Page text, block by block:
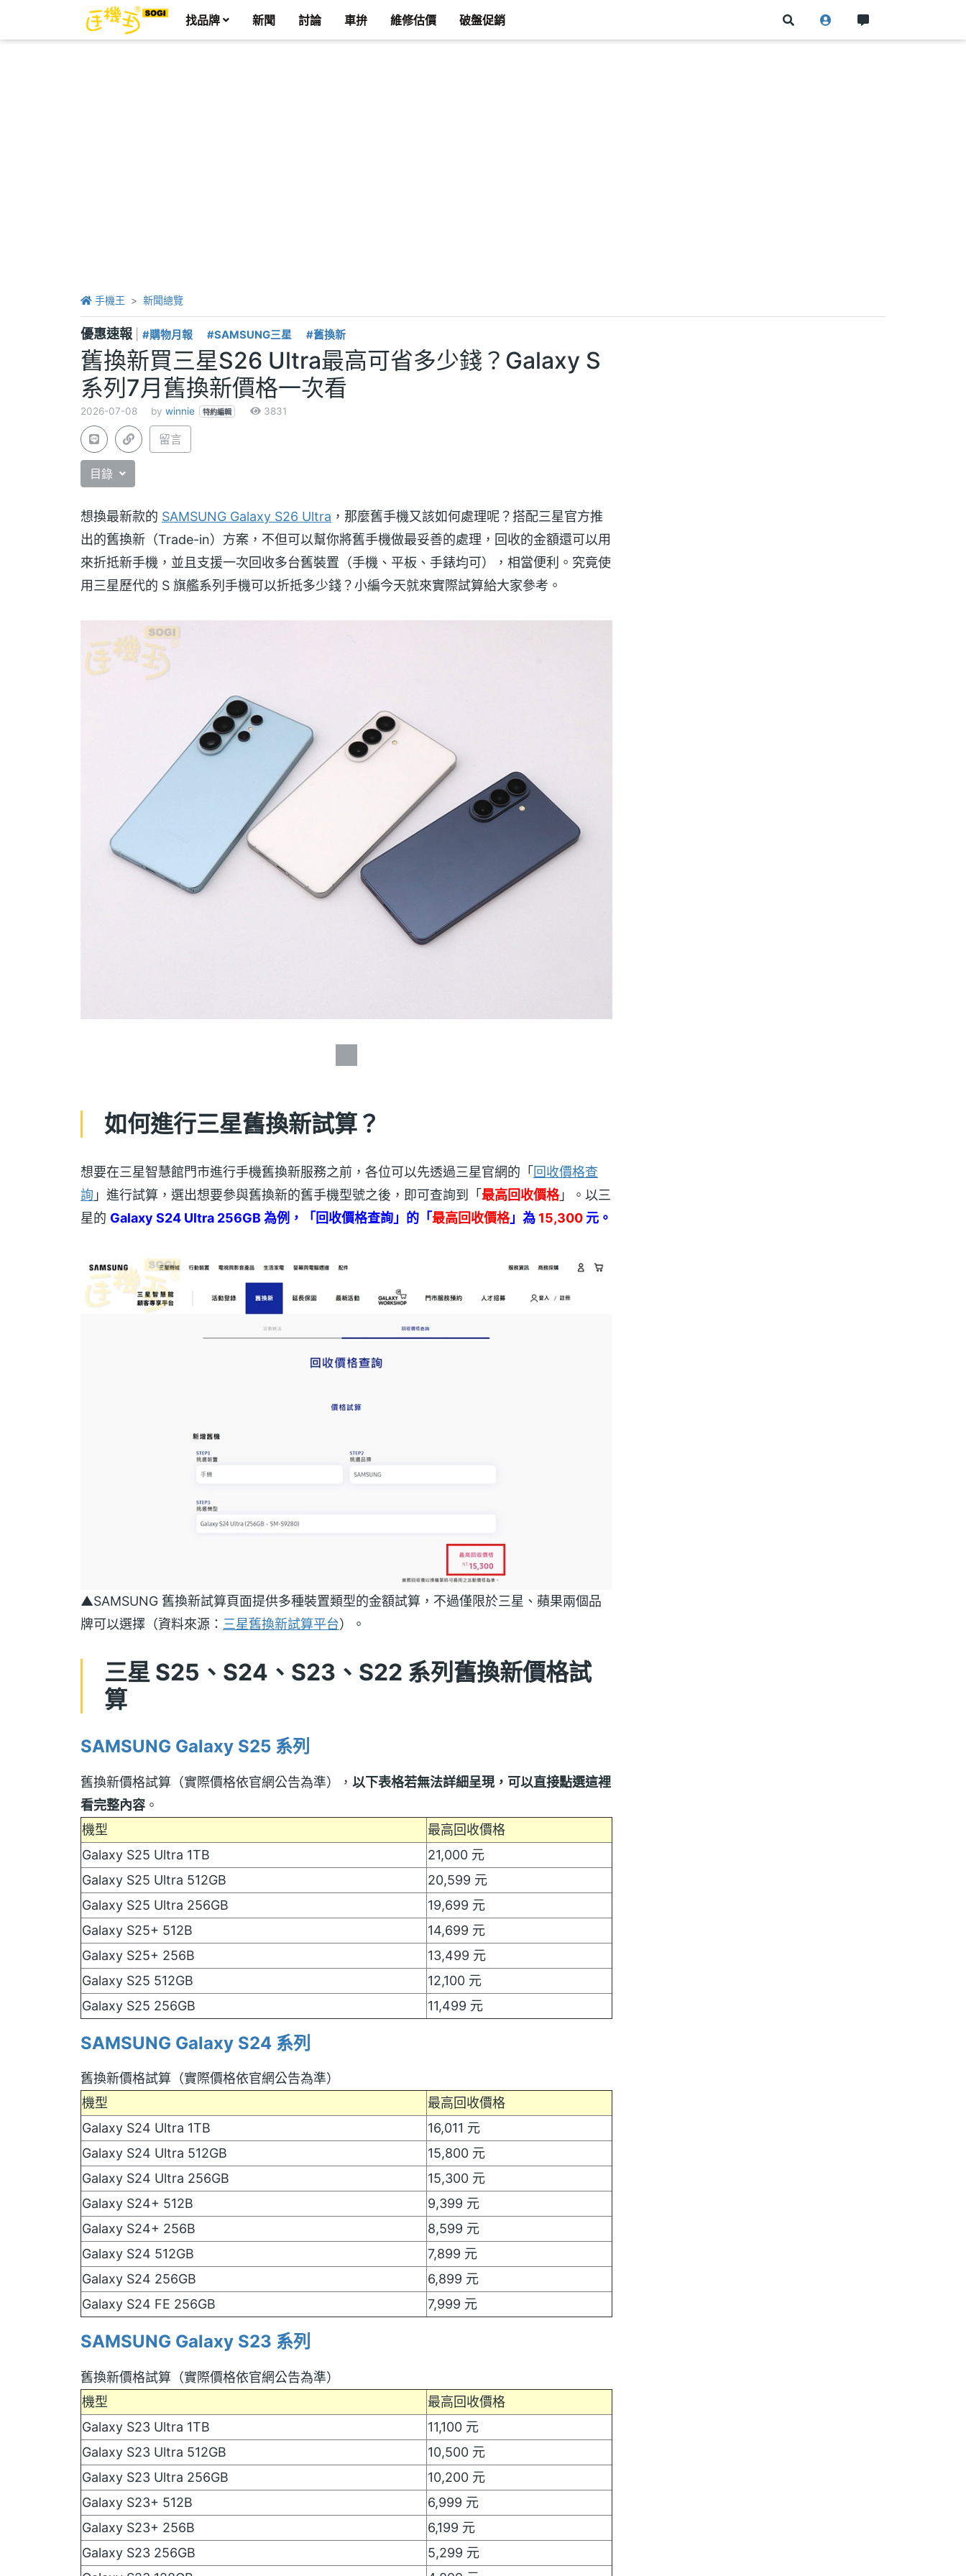
找品牌 新聞 討論 車拚 維修估價 破盤促銷
手機王 新聞總覽
優惠速報 #購物月報 #SAMSUNG三星 #舊換新
舊換新買三星S26 Ultra最高可省多少錢？Galaxy S
系列7月舊換新價格一次看
2026-07-08 by winnie 特約編輯 3831
留言
目錄
想換最新款的 SAMSUNG Galaxy S26 Ultra ，那麼舊手機又該如何處理呢？搭配三星官方推
出的舊換新（Trade-in）方案，不但可以幫你將舊手機做最妥善的處理，回收的金額還可以用
來折抵新手機，並且支援一次回收多台舊裝置（手機、平板、手錶均可），相當便利。究竟使
用三星歷代的 S 旗艦系列手機可以折抵多少錢？小編今天就來實際試算給大家參考。
如何進行三星舊換新試算？
想要在三星智慧館門市進行手機舊換新服務之前，各位可以先透過三星官網的「回收價格查
詢 」進行試算，選出想要參與舊換新的舊手機型號之後，即可查詢到「最高回收價格」。以三
星的 Galaxy S24 Ultra 256GB 為例，「回收價格查詢」的「最高回收價格」為 15,300 元。
▲SAMSUNG 舊換新試算頁面提供多種裝置類型的金額試算，不過僅限於三星、蘋果兩個品
牌可以選擇（資料來源： 三星舊換新試算平台）。
三星 S25、S24、S23、S22 系列舊換新價格試
算
SAMSUNG Galaxy S25 系列
舊換新價格試算（實際價格依官網公告為準）， 以下表格若無法詳細呈現，可以直接點選這裡
看完整內容 。
機型
最高回收價格
Galaxy S25 Ultra 1TB
21,000 元
Galaxy S25 Ultra 512GB
20,599 元
Galaxy S25 Ultra 256GB
19,699 元
Galaxy S25+ 512B
14,699 元
Galaxy S25+ 256B
13,499 元
Galaxy S25 512GB
12,100 元
Galaxy S25 256GB
11,499 元
SAMSUNG Galaxy S24 系列
舊換新價格試算（實際價格依官網公告為準）
機型
最高回收價格
Galaxy S24 Ultra 1TB
16,011 元
Galaxy S24 Ultra 512GB
15,800 元
Galaxy S24 Ultra 256GB
15,300 元
Galaxy S24+ 512B
9,399 元
Galaxy S24+ 256B
8,599 元
Galaxy S24 512GB
7,899 元
Galaxy S24 256GB
6,899 元
Galaxy S24 FE 256GB
7,999 元
SAMSUNG Galaxy S23 系列
舊換新價格試算（實際價格依官網公告為準）
機型
最高回收價格
Galaxy S23 Ultra 1TB
11,100 元
Galaxy S23 Ultra 512GB
10,500 元
Galaxy S23 Ultra 256GB
10,200 元
Galaxy S23+ 512B
6,999 元
Galaxy S23+ 256B
6,199 元
Galaxy S23 256GB
5,299 元